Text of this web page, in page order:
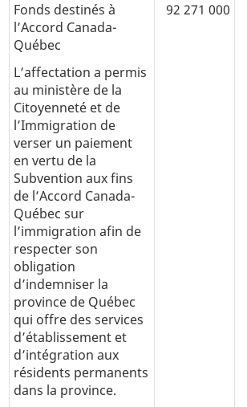
Fonds destinés à
lʼAccord Canada-
Québec
L’affectation a permis
au ministère de la
Citoyenneté et de
l’Immigration de
verser un paiement
en vertu de la
Subvention aux fins
de l’Accord Canada-
Québec sur
l’immigration afin de
respecter son
obligation
d’indemniser la
province de Québec
qui offre des services
d’établissement et
d’intégration aux
résidents permanents
dans la province.
92 271 000